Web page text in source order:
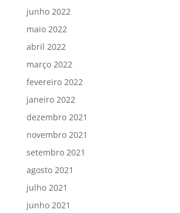
junho 2022
maio 2022
abril 2022
março 2022
fevereiro 2022
janeiro 2022
dezembro 2021
novembro 2021
setembro 2021
agosto 2021
julho 2021
junho 2021